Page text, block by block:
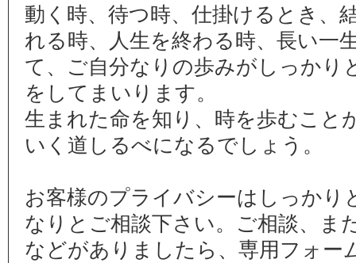
動く時、待つ時、仕掛けるとき、
れる時、人生を終わる時、長い一
て、ご自分なりの歩みがしっかり
をしてまいります。
生まれた命を知り、時を歩むこと
いく道しるべになるでしょう。
お客様のプライバシーはしっかり
なりとご相談下さい。ご相談、ま
などがありましたら、専用フォー